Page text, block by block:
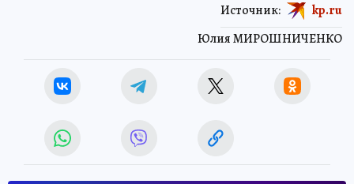
Юлия МИРОШНИЧЕНКО
Источник: kp.ru